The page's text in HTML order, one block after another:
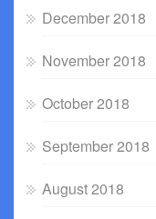
December 2018
November 2018
October 2018
September 2018
August 2018